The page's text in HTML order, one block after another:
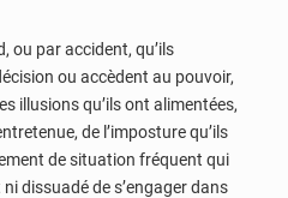
ou par accident, qu’ils
ou accèdent au pouvoir,
illusions qu’ils ont alimentées,
de l’imposture qu’ils
de situation fréquent qui
dissuadé de s’engager dans